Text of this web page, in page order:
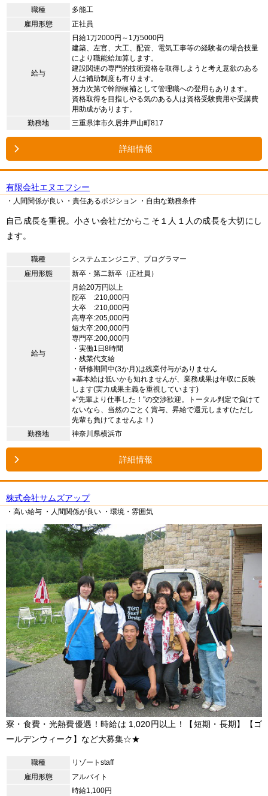
職種
多能工
雇用形態
正社員
給与
日給1万2000円～1万5000円
建築、左官、大工、配管、電気工事等の経験者の場合技量
により職能給加算します。
建設関連の専門的技術資格を取得しようと考え意欲のある
人は補助制度も有ります。
努力次第で幹部候補として管理職への登用もあります。
資格取得を目指しやる気のある人は資格受験費用や受講費
用助成があります。
勤務地
三重県津市久居井戸山町817
詳細情報
有限会社エヌエフシー
・人間関係が良い ・責任あるポジション ・自由な勤務条件
自己成長を重視。小さい会社だからこそ１人１人の成長を大切にし
ます。
職種
システムエンジニア、プログラマー
雇用形態
新卒・第二新卒（正社員）
給与
月給20万円以上
院卒 :210,000円
大卒 :210,000円
高専卒:205,000円
短大卒:200,000円
専門卒:200,000円
・実働1日8時間
・残業代支給
・研修期間中(3か月)は残業付与がありません
※基本給は低いかも知れませんが、業務成果は年収に反映
します(実力成果主義を重視しています)
※"先輩より仕事した！"の交渉歓迎。トータル判定で負けて
ないなら、当然のごとく賞与、昇給で還元します(ただし
先輩も負けてませんよ！)
勤務地
神奈川県横浜市
詳細情報
株式会社サムズアップ
・高い給与 ・人間関係が良い ・環境・雰囲気
寮・食費・光熱費優遇！時給は 1,020円以上！【短期・長期】【ゴ
ールデンウィーク】など大募集☆★
職種
リゾートstaff
雇用形態
アルバイト
時給1,100円